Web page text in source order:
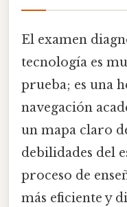
El examen
tecnología es
prueba; es una
navegación
un mapa claro
debilidades del
proceso de
más eficiente y